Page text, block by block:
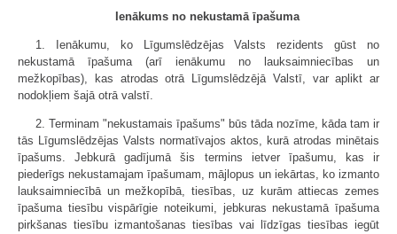
Ienākums no nekustamā īpašuma
1. Ienākumu, ko Līgumslēdzējas Valsts rezidents gūst no
nekustamā īpašuma (arī ienākumu no lauksaimniecības un
mežkopības), kas atrodas otrā Līgumslēdzējā Valstī, var aplikt ar
nodokļiem šajā otrā valstī.
2. Terminam "nekustamais īpašums" būs tāda nozīme, kāda tam ir
tās Līgumslēdzējas Valsts normatīvajos aktos, kurā atrodas minētais
īpašums. Jebkurā gadījumā šis termins ietver īpašumu, kas ir
piederīgs nekustamajam īpašumam, mājlopus un iekārtas, ko izmanto
lauksaimniecībā un mežkopībā, tiesības, uz kurām attiecas zemes
īpašuma tiesību vispārīgie noteikumi, jebkuras nekustamā īpašuma
pirkšanas tiesību izmantošanas tiesības vai līdzīgas tiesības iegūt